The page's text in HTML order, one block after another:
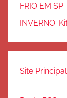
FRIO EM
INVERNO:
Site Principal